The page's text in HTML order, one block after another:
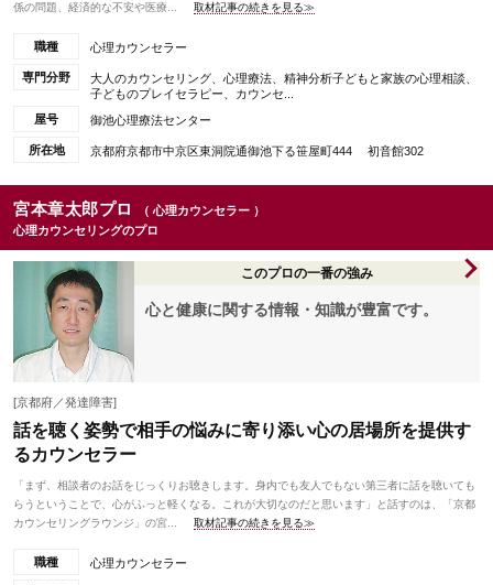
係の問題、経済的な不安や医療...
取材記事の続きを見る≫
職種 心理カウンセラー
専門分野
大人のカウンセリング、心理療法、精神分析子どもと家族の心理相談、
子どものプレイセラピー、カウンセ...
屋号
御池心理療法センター
所在地 京都府京都市中京区東洞院通御池下る笹屋町444 初音館302
宮本章太郎プロ
（ 心理カウンセラー ）
心理カウンセリングのプロ
このプロの一番の強み
心と健康に関する情報・知識が豊富です。
[京都府／発達障害]
話を聴く姿勢で相手の悩みに寄り添い心の居場所を提供す
るカウンセラー
「まず、相談者のお話をじっくりお聴きします。身内でも友人でもない第三者に話を聴いても
らうということで、心がふっと軽くなる。これが大切なのだと思います」と話すのは、「京都
カウンセリングラウンジ」の宮...
取材記事の続きを見る≫
職種 心理カウンセラー